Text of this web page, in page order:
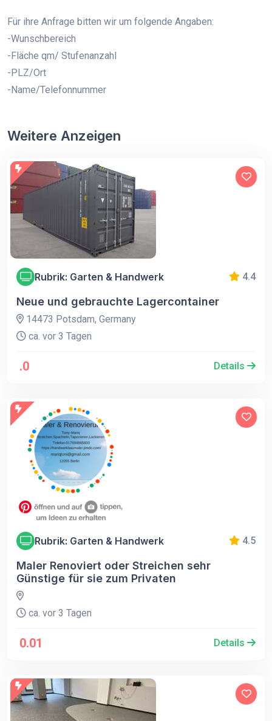
Für ihre Anfrage bitten wir um folgende Angaben:
-Wunschbereich
-Fläche qm/ Stufenanzahl
-PLZ/Ort
-Name/Telefonnummer
Weitere Anzeigen
Rubrik: Garten & Handwerk 4.4
Neue und gebrauchte Lagercontainer
14473 Potsdam, Germany
ca. vor 3 Tagen
.0 Details
Rubrik: Garten & Handwerk 4.5
Maler Renoviert oder Streichen sehr
Günstige für sie zum Privaten
ca. vor 3 Tagen
0.01 Details